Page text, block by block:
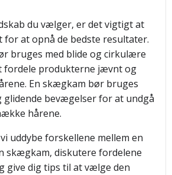
du vælger, er det vigtigt at
at opnå de bedste resultater.
bruges med blide og cirkulære
fordele produkterne jævnt og
En skægkam bør bruges
glidende bevægelser for at undgå
hårene.
uddybe forskellene mellem en
skægkam, diskutere fordelene
give dig tips til at vælge den